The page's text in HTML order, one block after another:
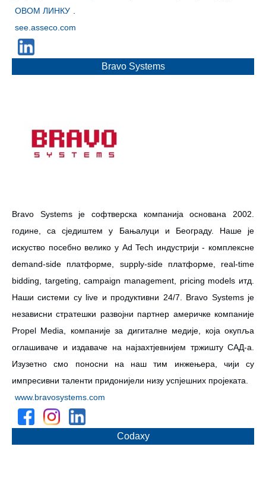
ОВОМ ЛИНКУ
see.asseco.com
Bravo Systems
Bravo Systems је софтверска компанија основана 2002.
године, са сједиштем у Бањалуци и Београду. Наше је
искуство посебно велико у Ad Tech индустрији - комплексне
demand-side платформе, supply-side платформе, real-time
bidding, targeting, campaign management, pricing models итд.
Наши системи су live и продуктивни 24/7. Bravo Systems је
независни стратешки развојни партнер америчке компаније
Propel Media, компаније за дигиталне медије, која окупља
оглашиваче и издаваче на најзахтјевнијем тржишту САД-а.
Изузетно смо поносни на наш тим инжењера, чији су
импресивни таленти придонијели низу успјешних пројеката.
www.bravosystems.com
Codaxy